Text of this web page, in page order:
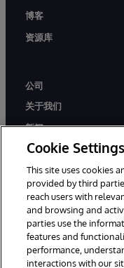
博客
资源库
公司
关于我们
新闻
活动
工作机会
© 1996-2026
Cookie Settings
This site uses cookies
provided by third
reach users with
and browsing and
parties use the
features and
performance,
interactions with our